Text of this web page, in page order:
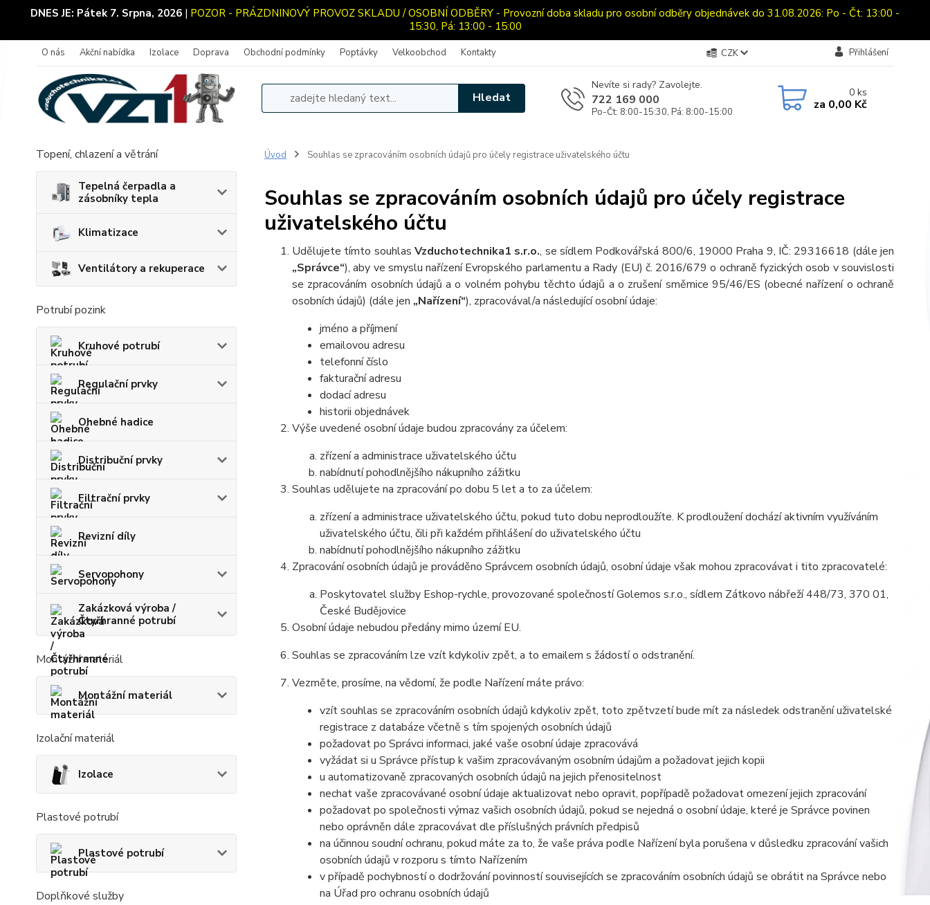
DNES JE: Pátek 7. Srpna, 2026 | POZOR - PRÁZDNINOVÝ PROVOZ SKLADU / OSOBNÍ ODBĚRY - Provozní doba skladu pro osobní odběry objednávek do 31.08.2026: Po - Čt: 13:00 -
15:30, Pá: 13:00 - 15:00
O nás Akční nabídka Izolace Doprava Obchodní podmínky Poptávky Velkoobchod Kontakty CZK Přihlášení
Hledat
Nevíte si rady? Zavolejte.
722 169 000
Po-Čt: 8:00-15:30, Pá: 8:00-15:00
0ks
za 0,00 Kč
Topení, chlazení a větrání
Tepelná čerpadla a
zásobníky tepla
Klimatizace
Ventilátory a rekuperace
Potrubí pozink
Kruhové potrubí
Regulační prvky
Ohebné hadice
Distribuční prvky
Filtrační prvky
Revizní díly
Servopohony
Zakázková výroba /
Čtyřhranné potrubí
Montážní materiál
Montážní materiál
Izolační materiál
Izolace
Plastové potrubí
Plastové potrubí
Doplňkové služby
Úvod Souhlas se zpracováním osobních údajů pro účely registrace uživatelského účtu
Souhlas se zpracováním osobních údajů pro účely registrace
uživatelského účtu
Udělujete tímto souhlas Vzduchotechnika1 s.r.o., se sídlem Podkovářská 800/6, 19000 Praha 9, IČ: 29316618 (dále jen
„Správce“), aby ve smyslu nařízení Evropského parlamentu a Rady (EU) č. 2016/679 o ochraně fyzických osob v souvislosti
se zpracováním osobních údajů a o volném pohybu těchto údajů a o zrušení směrnice 95/46/ES (obecné nařízení o ochraně
osobních údajů) (dále jen „Nařízení“), zpracovával/a následující osobní údaje:
jméno a příjmení
emailovou adresu
telefonní číslo
fakturační adresu
dodací adresu
historii objednávek
Výše uvedené osobní údaje budou zpracovány za účelem:
zřízení a administrace uživatelského účtu
nabídnutí pohodlnějšího nákupního zážitku
Souhlas udělujete na zpracování po dobu 5 let a to za účelem:
zřízení a administrace uživatelského účtu, pokud tuto dobu neprodloužíte. K prodloužení dochází aktivním využíváním
uživatelského účtu, čili při každém přihlášení do uživatelského účtu
nabídnutí pohodlnějšího nákupního zážitku
Zpracování osobních údajů je prováděno Správcem osobních údajů, osobní údaje však mohou zpracovávat i tito zpracovatelé:
Poskytovatel služby Eshop-rychle, provozované společností Golemos s.r.o., sídlem Zátkovo nábřeží 448/73, 370 01,
České Budějovice
Osobní údaje nebudou předány mimo území EU.
Souhlas se zpracováním lze vzít kdykoliv zpět, a to emailem s žádostí o odstranění.
Vezměte, prosíme, na vědomí, že podle Nařízení máte právo:
vzít souhlas se zpracováním osobních údajů kdykoliv zpět, toto zpětvzetí bude mít za následek odstranění uživatelské
registrace z databáze včetně s tím spojených osobních údajů
požadovat po Správci informaci, jaké vaše osobní údaje zpracovává
vyžádat si u Správce přístup k vašim zpracovávaným osobním údajům a požadovat jejich kopii
u automatizovaně zpracovaných osobních údajů na jejich přenositelnost
nechat vaše zpracovávané osobní údaje aktualizovat nebo opravit, popřípadě požadovat omezení jejich zpracování
požadovat po společnosti výmaz vašich osobních údajů, pokud se nejedná o osobní údaje, které je Správce povinen
nebo oprávněn dále zpracovávat dle příslušných právních předpisů
na účinnou soudní ochranu, pokud máte za to, že vaše práva podle Nařízení byla porušena v důsledku zpracování vašich
osobních údajů v rozporu s tímto Nařízením
v případě pochybností o dodržování povinností souvisejících se zpracováním osobních údajů se obrátit na Správce nebo
na Úřad pro ochranu osobních údajů